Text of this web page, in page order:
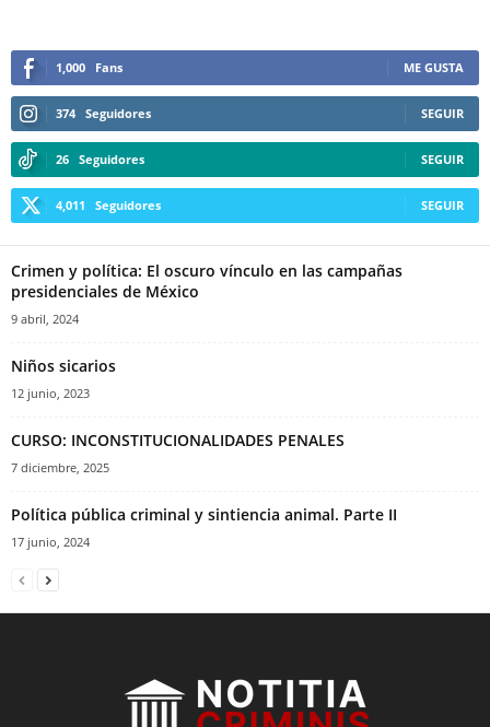
1,000 Fans ME GUSTA
374 Seguidores SEGUIR
26 Seguidores SEGUIR
4,011 Seguidores SEGUIR
Crimen y política: El oscuro vínculo en las campañas
presidenciales de México
9 abril, 2024
Niños sicarios
12 junio, 2023
CURSO: INCONSTITUCIONALIDADES PENALES
7 diciembre, 2025
Política pública criminal y sintiencia animal. Parte II
17 junio, 2024